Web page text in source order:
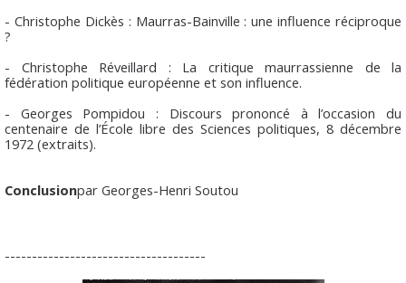
- Christophe Dickès : Maurras-Bainville : une influence réciproque
?
- Christophe Réveillard : La critique maurrassienne de la
fédération politique européenne et son influence.
- Georges Pompidou : Discours prononcé à l’occasion du
centenaire de l’École libre des Sciences politiques, 8 décembre
1972 (extraits).
Conclusionpar Georges-Henri Soutou
-------------------------------------